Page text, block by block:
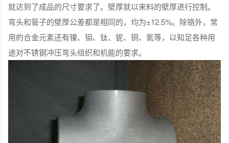
就达到了成品的尺寸要求了。壁厚就以来料的壁厚进行控制。
弯头和管子的壁厚公差都是相同的，均为±12.5%。除铬外，常
用的合金元素还有镍、钼、钛、铌、铜、氮等，以知足各种用
途对不锈钢冲压弯头组织和机能的要求。